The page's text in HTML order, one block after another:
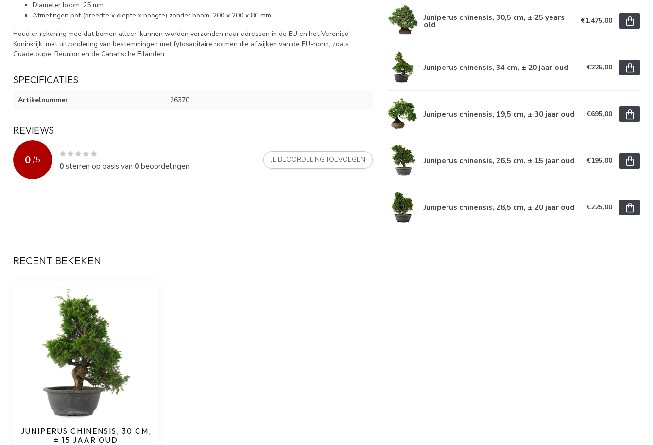
Diameter boom: 25 mm.
Afmetingen pot (breedte x diepte x hoogte) zonder boom: 200 x 200 x 80 mm.
Houd er rekening mee dat bomen alleen kunnen worden verzonden naar adressen in de EU en het Verenigd
Koninkrijk, met uitzondering van bestemmingen met fytosanitaire normen die afwijken van de EU-norm, zoals
Guadeloupe, Réunion en de Canarische Eilanden.
SPECIFICATIES
Artikelnummer 26370
REVIEWS
0 /5
0sterren op basis van 0beoordelingen
JE BEOORDELING TOEVOEGEN
Juniperus chinensis, 30,5 cm, ± 25 years
old €1.475,00
Juniperus chinensis, 34 cm, ± 20 jaar oud €225,00
Juniperus chinensis, 19,5 cm, ± 30 jaar oud €695,00
Juniperus chinensis, 26,5 cm, ± 15 jaar oud €195,00
Juniperus chinensis, 28,5 cm, ± 20 jaar oud €225,00
RECENT BEKEKEN
JUNIPERUS CHINENSIS, 30 CM,
± 15 JAAR OUD